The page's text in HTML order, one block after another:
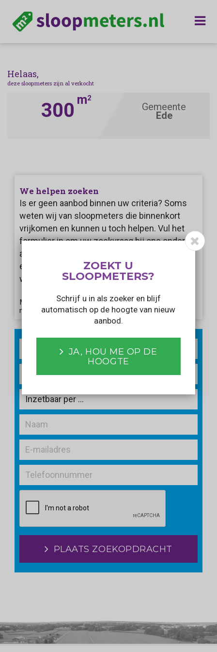
Helaas,
deze sloopmeters zijn al verkocht
300 m2
Gemeente
Ede
We helpen zoeken
Is er geen aanbod binnen uw criteria? Soms
weten wij van sloopmeters die binnenkort
vrijkomen en kunnen u toch helpen. Vul het
formulier in om uw zoekvraag bij ons onder de
aandacht te brengen. Wij informeren u als er
een aanbod voorbij komt dat aansluit bij uw
wensen!
Met het verzenden van dit formulier gaat u akkoord
met onsprivacy statement.
PLAATS ZOEKOPDRACHT
ZOEKT U
SLOOPMETERS?
Schrijf u in als zoeker en blijf
automatisch op de hoogte van nieuw
aanbod.
JA, HOU ME OP DE
HOOGTE